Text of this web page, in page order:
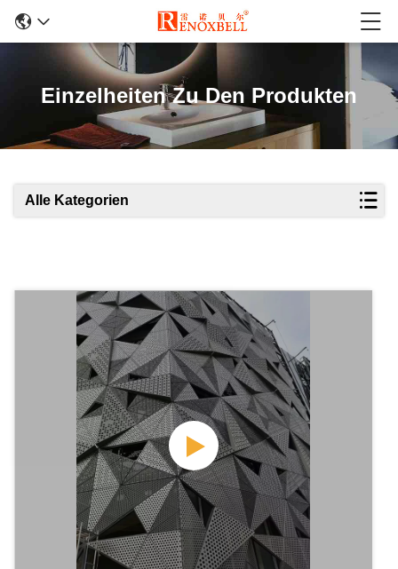
Einzelheiten Zu Den Produkten
Alle Kategorien